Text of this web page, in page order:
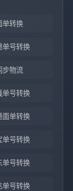
单转换
单号转换
步物流
单号转换
面单转换
单号转换
单号转换
单号转换